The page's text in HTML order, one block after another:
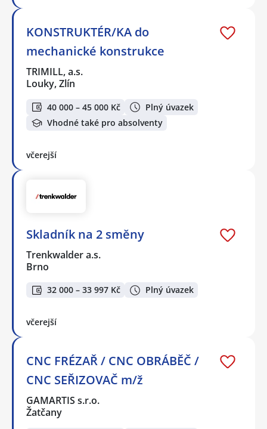
KONSTRUKTÉR/KA do
mechanické konstrukce
TRIMILL, a.s.
Louky, Zlín
40 000 – 45 000 Kč
Plný úvazek
Vhodné také pro absolventy
včerejší
Skladník na 2 směny
Trenkwalder a.s.
Brno
32 000 – 33 997 Kč Plný úvazek
včerejší
CNC FRÉZAŘ / CNC OBRÁBĚČ /
CNC SEŘIZOVAČ m/ž
GAMARTIS s.r.o.
Žatčany